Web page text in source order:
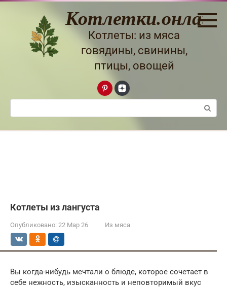
Перейти
Котлетки.онлайн
Котлеты: из мяса
говядины, свинины,
птицы, овощей
Поиск:
Котлеты из лангуста
Опубликовано: 22 Мар 26 Из мяса
Вы когда-нибудь мечтали о блюде, которое сочетает в
себе нежность, изысканность и неповторимый вкус